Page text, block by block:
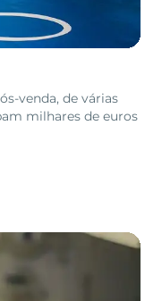
venda, de várias
milhares de euros